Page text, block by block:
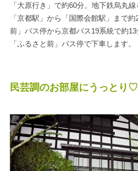
「大原行き」で約60分。地下鉄烏丸線
「京都駅」から「国際会館駅」まで
前」バス停から京都バス19系統で約
「ふるさと前」バス停で下車します。
民芸調のお部屋にうっとり♡